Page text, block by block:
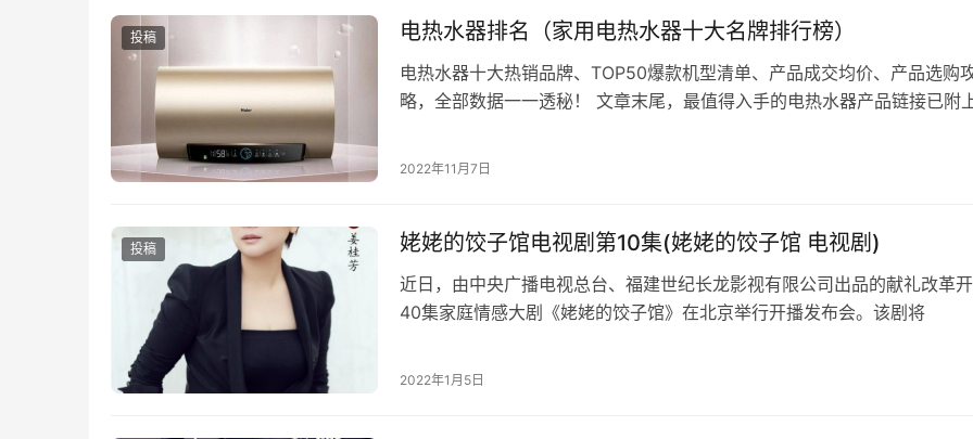
投稿 电热水器排名（家用电热水器十大名牌排行榜）
电热水器十大热销品牌、TOP50爆款机型清单、产品成交均价、产品选购
略，全部数据一一透秘！ 文章末尾，最值得入手的电热水器产品链接已附
2022年11月7日
投稿 姥姥的饺子馆电视剧第10集(姥姥的饺子馆 电视剧)
近日，由中央广播电视总台、福建世纪长龙影视有限公司出品的献礼改革
40集家庭情感大剧《姥姥的饺子馆》在北京举行开播发布会。该剧将
2022年1月5日